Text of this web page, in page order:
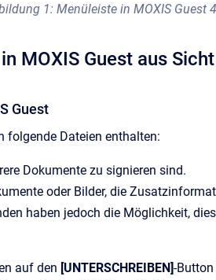
1: Menüleiste in MOXIS Guest
MOXIS Guest aus
Guest
folgende Dateien enthalten:
Dokumente zu signieren sind.
oder Bilder, die
haben jedoch die Möglichkeit,
auf den [UNTERSCHREIBEN]-